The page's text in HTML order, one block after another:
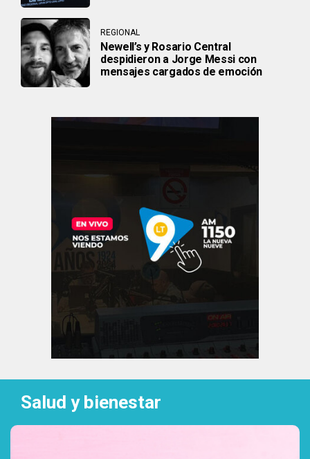
REGIONAL
Newell’s y Rosario Central
despidieron a Jorge Messi con
mensajes cargados de emoción
Salud y bienestar